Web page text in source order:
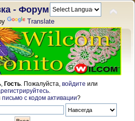
- Форум
Translate
Гость. Пожалуйста, войдите или
письмо с кодом активации?